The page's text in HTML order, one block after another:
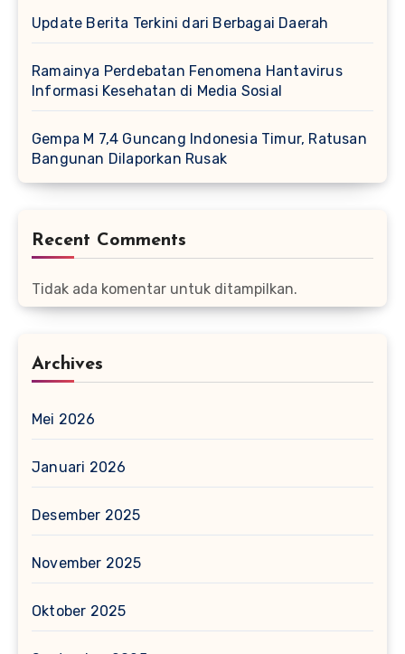
Update Berita Terkini dari Berbagai Daerah
Ramainya Perdebatan Fenomena Hantavirus
Informasi Kesehatan di Media Sosial
Gempa M 7,4 Guncang Indonesia Timur, Ratusan
Bangunan Dilaporkan Rusak
Recent Comments
Tidak ada komentar untuk ditampilkan.
Archives
Mei 2026
Januari 2026
Desember 2025
November 2025
Oktober 2025